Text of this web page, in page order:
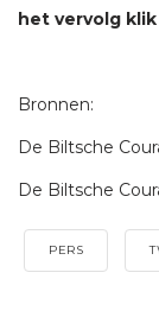
het vervolg klik
Bronnen:
De Biltsche
De Biltsche
PERS